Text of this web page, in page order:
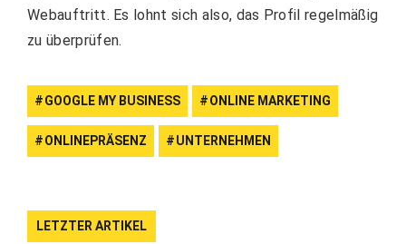
Webauftritt. Es lohnt sich also, das Profil regelmäßig
zu überprüfen.
GOOGLE MY BUSINESS ONLINE MARKETING
ONLINEPRÄSENZ UNTERNEHMEN
LETZTER ARTIKEL